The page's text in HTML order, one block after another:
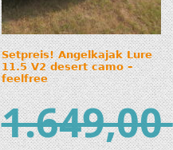
Setpreis! Angelkajak Lure
11.5 V2 desert camo –
feelfree
1.649,00